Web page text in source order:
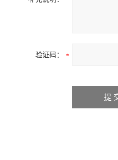
验证码：